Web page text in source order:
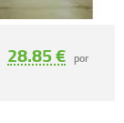
28.85 € por